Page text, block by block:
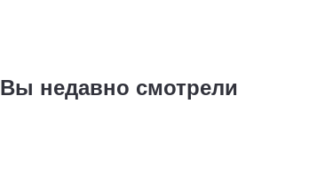
Вы недавно смотрели